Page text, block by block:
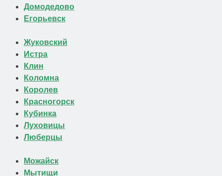
Домодедово
Егорьевск
Жуковский
Истра
Клин
Коломна
Королев
Красногорск
Кубинка
Луховицы
Люберцы
Можайск
Мытищи